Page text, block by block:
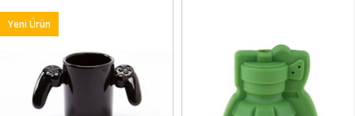
Yeni Ürün